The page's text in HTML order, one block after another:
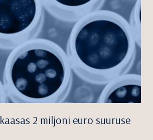
kaasas 2 miljoni euro suuruse